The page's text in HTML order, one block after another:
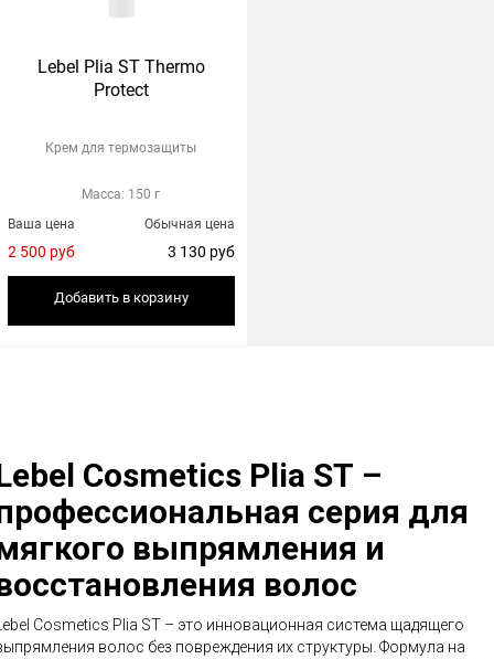
Lebel Plia ST Thermo
Protect
Крем для термозащиты
Масса: 150 г
Обычная цена
3 130 руб
Ваша цена
2 500 руб
Добавить в корзину
Cosmetics Plia ST –
серия для
выпрямления и
волос
Cosmetics Plia ST – это инновационная система щадящего
волос без повреждения их структуры. Формула на